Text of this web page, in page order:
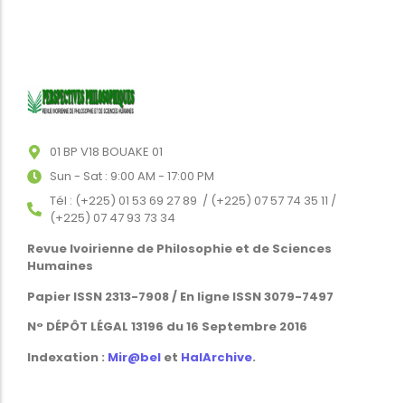
01 BP V18 BOUAKE 01
Sun - Sat : 9:00 AM - 17:00 PM
Tél : (+225) 01 53 69 27 89 / (+225) 07 57 74 35 11 /
(+225) 07 47 93 73 34
Revue Ivoirienne de Philosophie et de Sciences
Humaines
Papier ISSN 2313-7908 / En ligne ISSN 3079-7497
N° DÉPÔT LÉGAL 13196 du 16 Septembre 2016
Indexation : Mir@bel et HalArchive.